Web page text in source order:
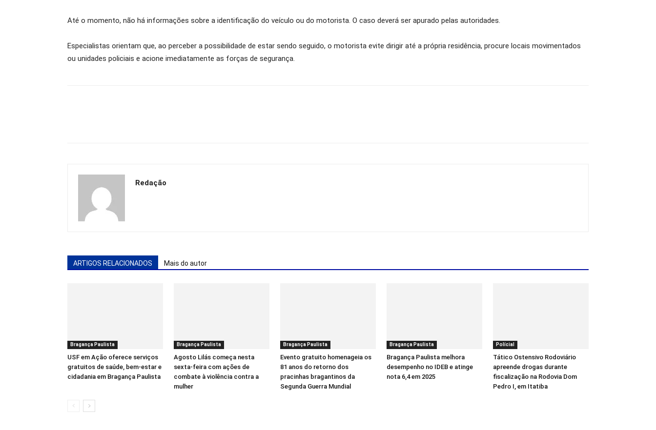
Até o momento, não há informações sobre a identificação do veículo ou do motorista. O caso deverá ser apurado pelas autoridades.
Especialistas orientam que, ao perceber a possibilidade de estar sendo seguido, o motorista evite dirigir até a própria residência, procure locais movimentados
ou unidades policiais e acione imediatamente as forças de segurança.
Redação
ARTIGOS RELACIONADOS Mais do autor
Bragança Paulista
USF em Ação oferece serviços
gratuitos de saúde, bem-estar e
cidadania em Bragança Paulista
Bragança Paulista
Agosto Lilás começa nesta
sexta-feira com ações de
combate à violência contra a
mulher
Bragança Paulista
Evento gratuito homenageia os
81 anos do retorno dos
pracinhas bragantinos da
Segunda Guerra Mundial
Bragança Paulista
Bragança Paulista melhora
desempenho no IDEB e atinge
nota 6,4 em 2025
Polícial
Tático Ostensivo Rodoviário
apreende drogas durante
fiscalização na Rodovia Dom
Pedro I, em Itatiba